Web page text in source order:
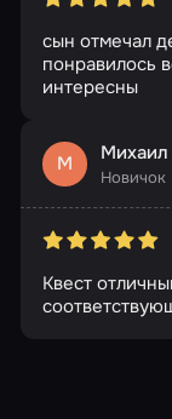
сын отмечал
понравилось
интересны
М Михаил
Новичок
Квест